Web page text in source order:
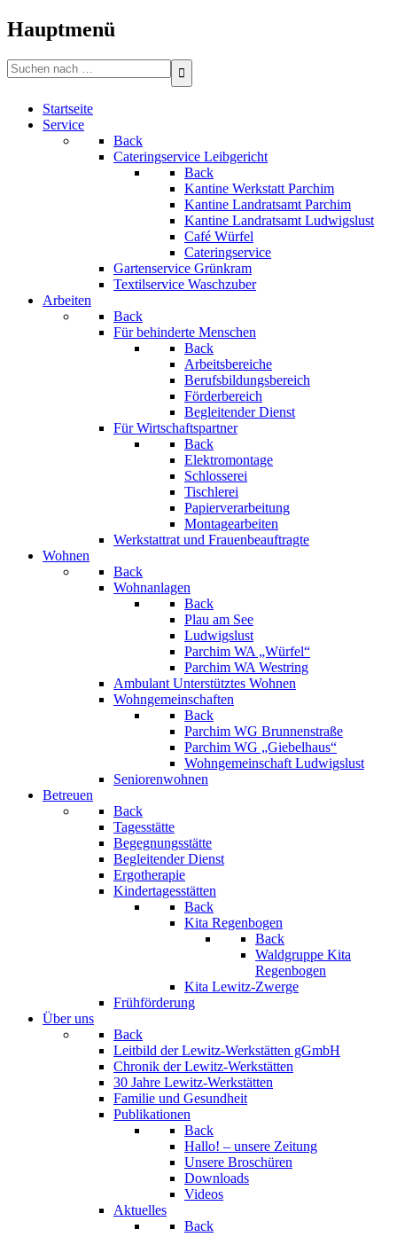
beachten
Sie:
Website
Barrierefreiheitssystem.
Hauptmenü
Search
for:
Startseite
Service
Back
Cateringservice Leibgericht
Back
Kantine Werkstatt Parchim
Kantine Landratsamt Parchim
Kantine Landratsamt Ludwigslust
Café Würfel
Cateringservice
Gartenservice Grünkram
Textilservice Waschzuber
Arbeiten
Back
Für behinderte Menschen
Back
Arbeitsbereiche
Berufsbildungsbereich
Förderbereich
Begleitender Dienst
Für Wirtschaftspartner
Back
Elektromontage
Schlosserei
Tischlerei
Papierverarbeitung
Montagearbeiten
Werkstattrat und Frauenbeauftragte
Wohnen
Back
Wohnanlagen
Back
Plau am See
Ludwigslust
Parchim WA „Würfel“
Parchim WA Westring
Ambulant Unterstütztes Wohnen
Wohngemeinschaften
Back
Parchim WG Brunnenstraße
Parchim WG „Giebelhaus“
Wohngemeinschaft Ludwigslust
Seniorenwohnen
Betreuen
Back
Tagesstätte
Begegnungsstätte
Begleitender Dienst
Ergotherapie
Kindertagesstätten
Back
Kita Regenbogen
Back
Waldgruppe Kita
Regenbogen
Kita Lewitz-Zwerge
Frühförderung
Über uns
Back
Leitbild der Lewitz-Werkstätten gGmbH
Chronik der Lewitz-Werkstätten
30 Jahre Lewitz-Werkstätten
Familie und Gesundheit
Publikationen
Back
Hallo! – unsere Zeitung
Unsere Broschüren
Downloads
Videos
Aktuelles
Back